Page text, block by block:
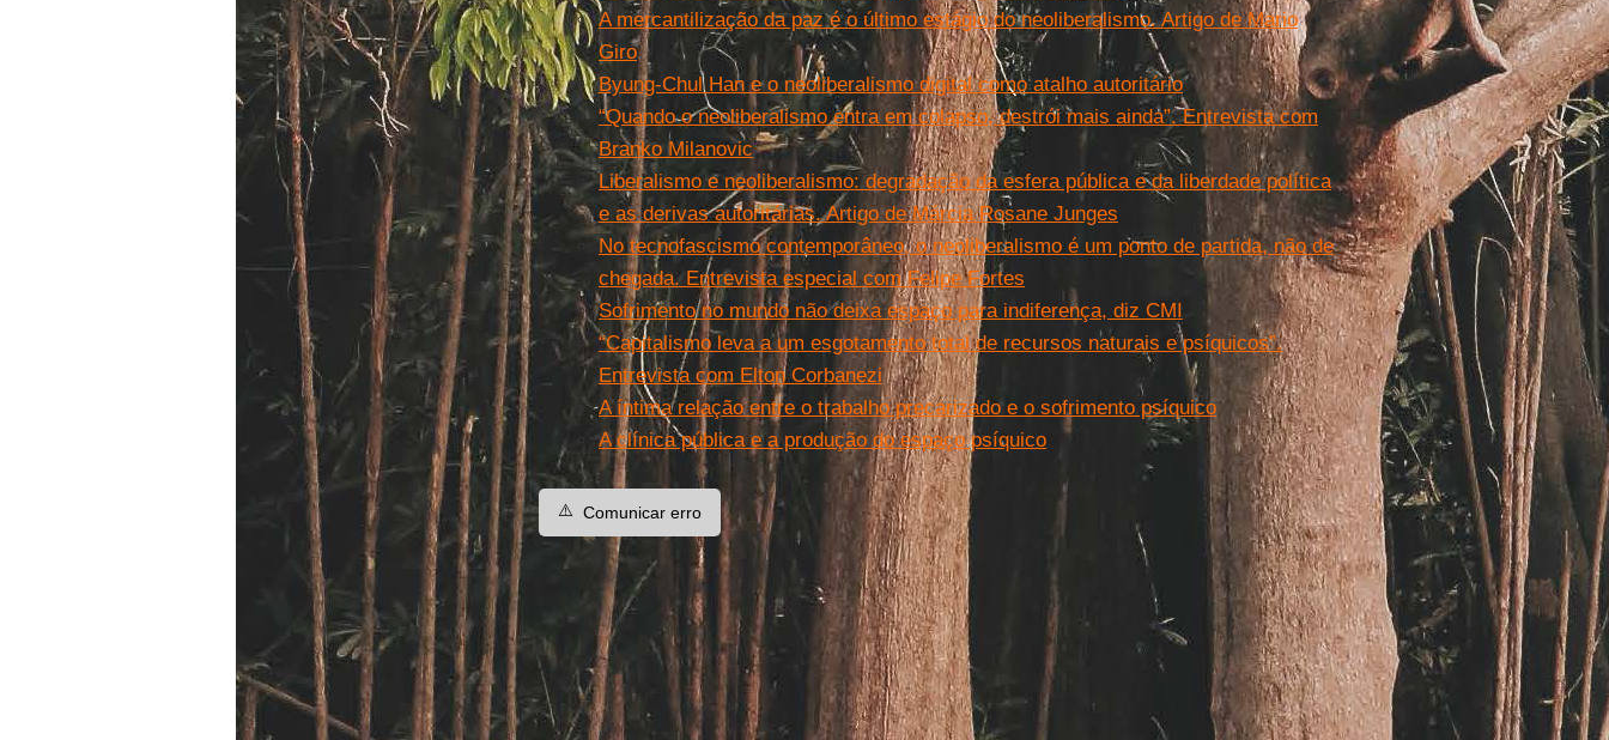
A mercantilização da paz é o último estágio do neoliberalismo. Artigo de Mario
Giro
Byung-Chul Han e o neoliberalismo digital como atalho autoritário
“Quando o neoliberalismo entra em colapso, destrói mais ainda”. Entrevista com
Branko Milanovic
Liberalismo e neoliberalismo: degradação da esfera pública e da liberdade política
e as derivas autoritárias. Artigo de Márcia Rosane Junges
No tecnofascismo contemporâneo, o neoliberalismo é um ponto de partida, não de
chegada. Entrevista especial com Felipe Fortes
Sofrimento no mundo não deixa espaço para indiferença, diz CMI
“Capitalismo leva a um esgotamento total de recursos naturais e psíquicos”.
Entrevista com Elton Corbanezi
A íntima relação entre o trabalho precarizado e o sofrimento psíquico
A clínica pública e a produção do espaço psíquico
⚠️ Comunicar erro